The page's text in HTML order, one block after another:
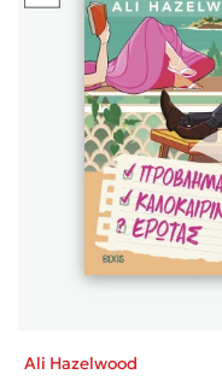
Ali Hazelwood